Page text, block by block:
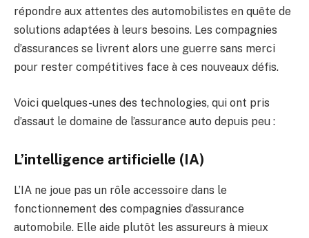
répondre aux attentes des automobilistes en quête de
solutions adaptées à leurs besoins. Les compagnies
d’assurances se livrent alors une guerre sans merci
pour rester compétitives face à ces nouveaux défis.
Voici quelques-unes des technologies, qui ont pris
d’assaut le domaine de l’assurance auto depuis peu :
L’intelligence artificielle (IA)
L’IA ne joue pas un rôle accessoire dans le
fonctionnement des compagnies d’assurance
automobile. Elle aide plutôt les assureurs à mieux